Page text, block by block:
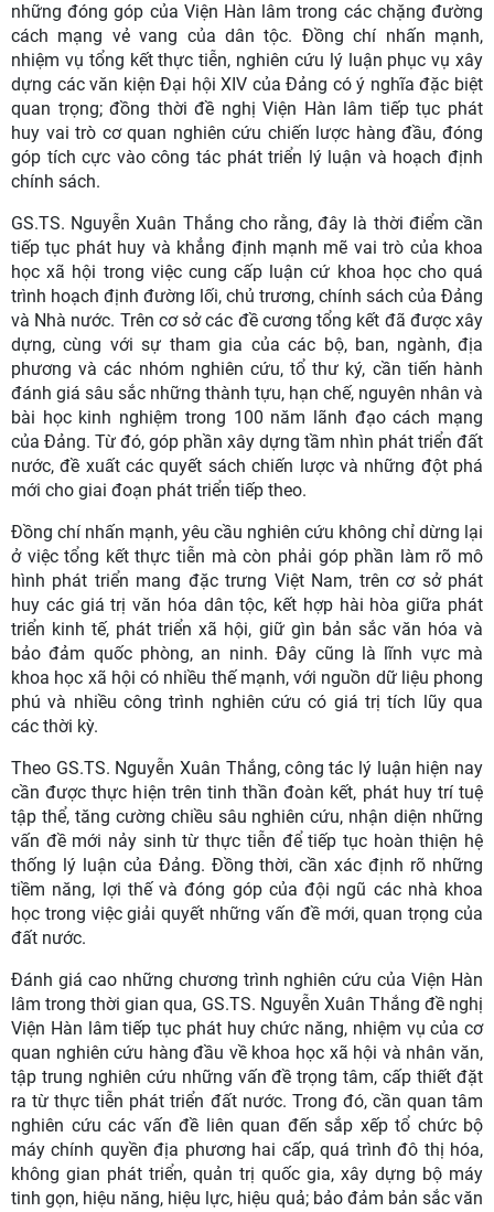
những đóng góp của Viện Hàn lâm trong các chặng đường
cách mạng vẻ vang của dân tộc. Đồng chí nhấn mạnh,
nhiệm vụ tổng kết thực tiễn, nghiên cứu lý luận phục vụ xây
dựng các văn kiện Đại hội XIV của Đảng có ý nghĩa đặc biệt
quan trọng; đồng thời đề nghị Viện Hàn lâm tiếp tục phát
huy vai trò cơ quan nghiên cứu chiến lược hàng đầu, đóng
góp tích cực vào công tác phát triển lý luận và hoạch định
chính sách.
GS.TS. Nguyễn Xuân Thắng cho rằng, đây là thời điểm cần
tiếp tục phát huy và khẳng định mạnh mẽ vai trò của khoa
học xã hội trong việc cung cấp luận cứ khoa học cho quá
trình hoạch định đường lối, chủ trương, chính sách của Đảng
và Nhà nước. Trên cơ sở các đề cương tổng kết đã được xây
dựng, cùng với sự tham gia của các bộ, ban, ngành, địa
phương và các nhóm nghiên cứu, tổ thư ký, cần tiến hành
đánh giá sâu sắc những thành tựu, hạn chế, nguyên nhân và
bài học kinh nghiệm trong 100 năm lãnh đạo cách mạng
của Đảng. Từ đó, góp phần xây dựng tầm nhìn phát triển đất
nước, đề xuất các quyết sách chiến lược và những đột phá
mới cho giai đoạn phát triển tiếp theo.
Đồng chí nhấn mạnh, yêu cầu nghiên cứu không chỉ dừng lại
ở việc tổng kết thực tiễn mà còn phải góp phần làm rõ mô
hình phát triển mang đặc trưng Việt Nam, trên cơ sở phát
huy các giá trị văn hóa dân tộc, kết hợp hài hòa giữa phát
triển kinh tế, phát triển xã hội, giữ gìn bản sắc văn hóa và
bảo đảm quốc phòng, an ninh. Đây cũng là lĩnh vực mà
khoa học xã hội có nhiều thế mạnh, với nguồn dữ liệu phong
phú và nhiều công trình nghiên cứu có giá trị tích lũy qua
các thời kỳ.
Theo GS.TS. Nguyễn Xuân Thắng, công tác lý luận hiện nay
cần được thực hiện trên tinh thần đoàn kết, phát huy trí tuệ
tập thể, tăng cường chiều sâu nghiên cứu, nhận diện những
vấn đề mới nảy sinh từ thực tiễn để tiếp tục hoàn thiện hệ
thống lý luận của Đảng. Đồng thời, cần xác định rõ những
tiềm năng, lợi thế và đóng góp của đội ngũ các nhà khoa
học trong việc giải quyết những vấn đề mới, quan trọng của
đất nước.
Đánh giá cao những chương trình nghiên cứu của Viện Hàn
lâm trong thời gian qua, GS.TS. Nguyễn Xuân Thắng đề nghị
Viện Hàn lâm tiếp tục phát huy chức năng, nhiệm vụ của cơ
quan nghiên cứu hàng đầu về khoa học xã hội và nhân văn,
tập trung nghiên cứu những vấn đề trọng tâm, cấp thiết đặt
ra từ thực tiễn phát triển đất nước. Trong đó, cần quan tâm
nghiên cứu các vấn đề liên quan đến sắp xếp tổ chức bộ
máy chính quyền địa phương hai cấp, quá trình đô thị hóa,
không gian phát triển, quản trị quốc gia, xây dựng bộ máy
tinh gọn, hiệu năng, hiệu lực, hiệu quả; bảo đảm bản sắc văn